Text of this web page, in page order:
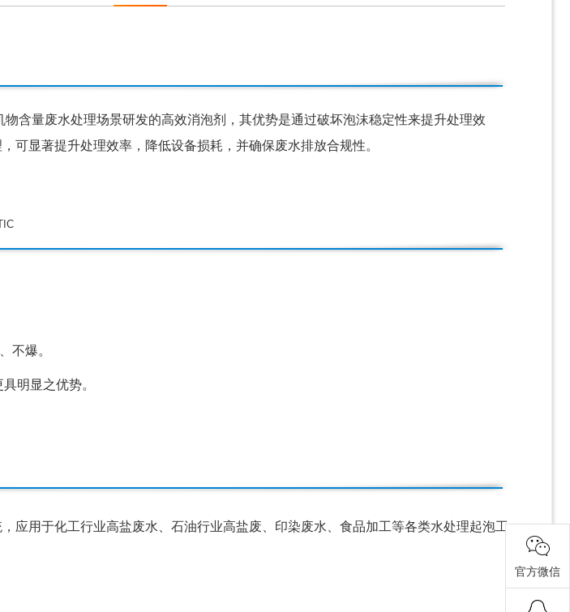
物含量废水处理场景研发的高效消泡剂，其优势是通过破坏泡沫稳定性来提升处理效
‌可显著提升处理效率，降低设备损耗，并确保废水排放合规性‌。
不爆。
明显之优势。
应用于化工行业高盐废水、石油行业高盐废、印染废水、食品加工等各类水处理起泡工
官方微信